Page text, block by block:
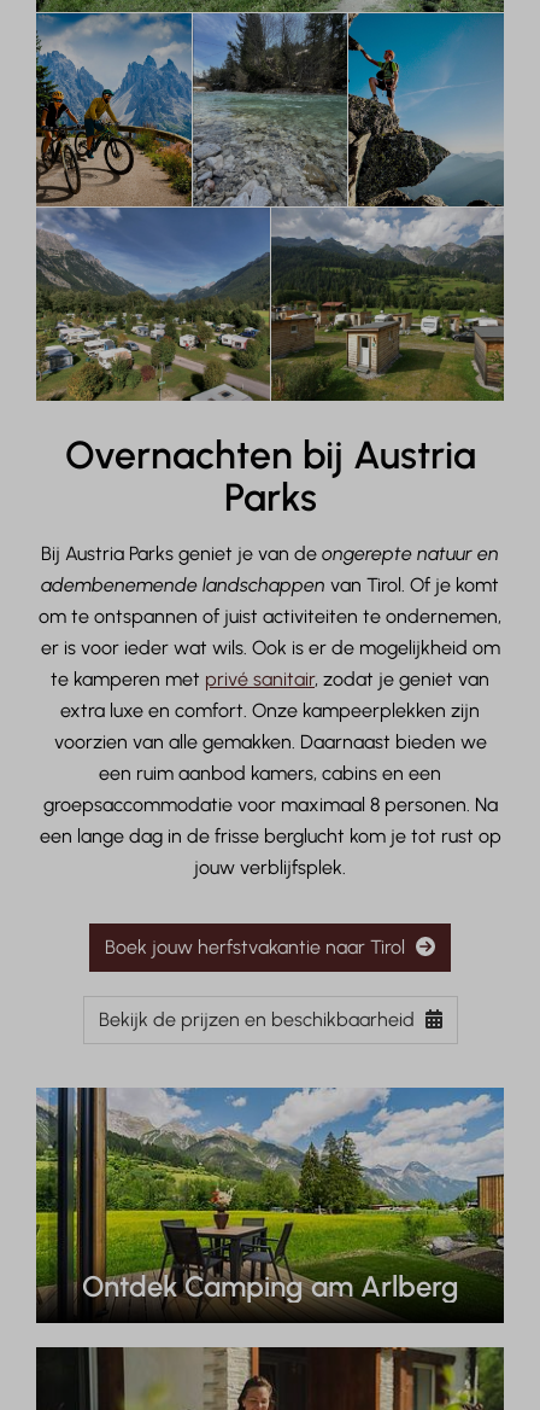
Overnachten bij Austria
Parks
Bij Austria Parks geniet je van de ongerepte natuur en
adembenemende landschappen van Tirol. Of je komt
om te ontspannen of juist activiteiten te ondernemen,
er is voor ieder wat wils. Ook is er de mogelijkheid om
te kamperen met privé sanitair, zodat je geniet van
extra luxe en comfort. Onze kampeerplekken zijn
voorzien van alle gemakken. Daarnaast bieden we
een ruim aanbod kamers, cabins en een
groepsaccommodatie voor maximaal 8 personen. Na
een lange dag in de frisse berglucht kom je tot rust op
jouw verblijfsplek.
Boek jouw herfstvakantie naar Tirol
Bekijk de prijzen en beschikbaarheid
Ontdek Camping am Arlberg